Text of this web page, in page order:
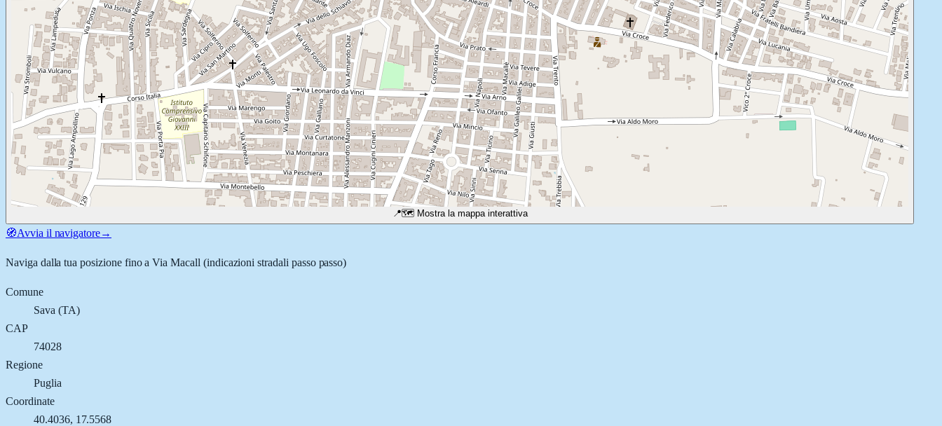
📍🗺️ Mostra la mappa interattiva
🧭Avvia il navigatore→
Naviga dalla tua posizione fino aVia Macall (indicazioni stradali passo passo)
Comune
Sava (TA)
CAP
74028
Regione
Puglia
Coordinate
40.4036, 17.5568